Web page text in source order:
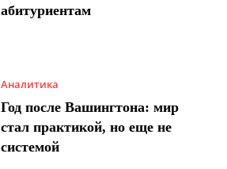
абитуриентам
Аналитика
Год после Вашингтона: мир
стал практикой, но еще не
системой